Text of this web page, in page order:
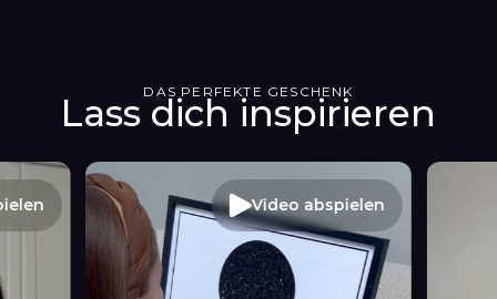
DAS PERFEKTE GESCHENK
Lass dich inspirieren
Video abspielen